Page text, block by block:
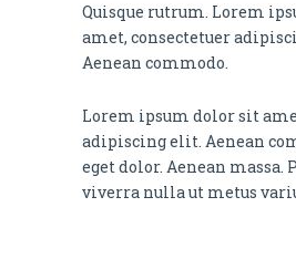
Quisque rutrum. Lorem
amet, consectetuer
Aenean commodo.
Lorem ipsum dolor sit
adipiscing elit. Aenean
eget dolor. Aenean massa.
viverra nulla ut metus